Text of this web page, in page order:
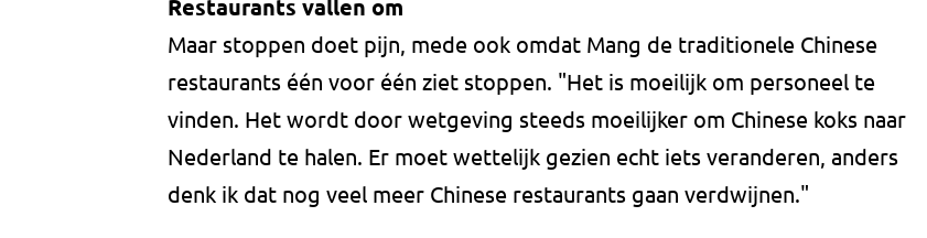
Restaurants vallen om
Maar stoppen doet pijn, mede ook omdat Mang de traditionele Chinese
restaurants één voor één ziet stoppen. "Het is moeilijk om personeel te
vinden. Het wordt door wetgeving steeds moeilijker om Chinese koks naar
Nederland te halen. Er moet wettelijk gezien echt iets veranderen, anders
denk ik dat nog veel meer Chinese restaurants gaan verdwijnen."